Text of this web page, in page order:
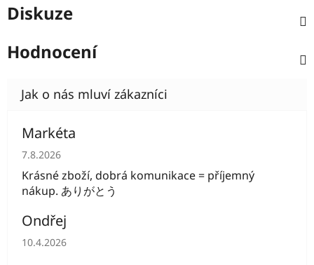
Diskuze
Hodnocení
Markéta
Hodnocení obchodu je 5 z 5 hvězdiček.
7.8.2026
Krásné zboží, dobrá komunikace = příjemný
nákup. ありがとう
Ondřej
Hodnocení obchodu je 5 z 5 hvězdiček.
10.4.2026